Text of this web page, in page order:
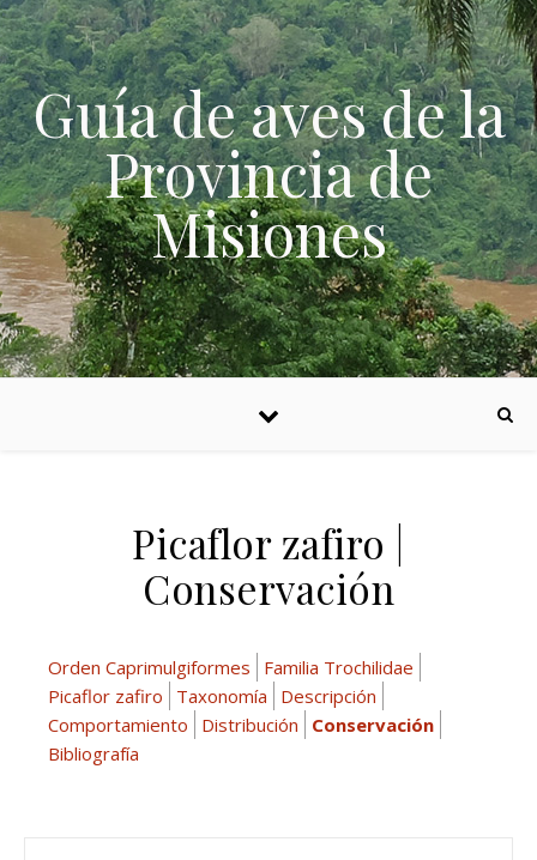
Skip to content
Guía de aves de la
Provincia de
Misiones
Picaflor zafiro |
Conservación
Orden Caprimulgiformes
Familia Trochilidae
Picaflor zafiro
Taxonomía
Descripción
Comportamiento
Distribución
Conservación
Bibliografía